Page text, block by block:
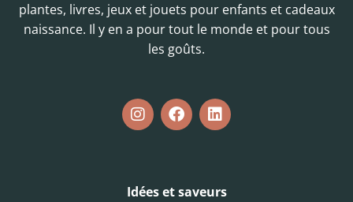
plantes, livres, jeux et jouets pour enfants et cadeaux
naissance. Il y en a pour tout le monde et pour tous
les goûts.
Idées et saveurs